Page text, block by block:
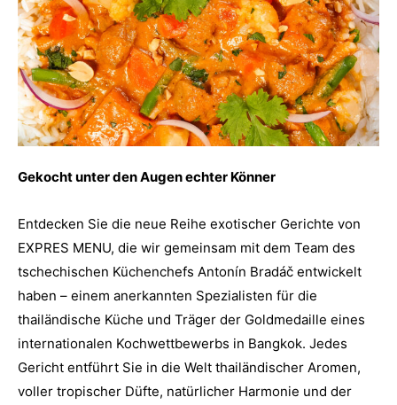
Gekocht unter den Augen echter Könner
Entdecken Sie die neue Reihe exotischer Gerichte von
EXPRES MENU, die wir gemeinsam mit dem Team des
tschechischen Küchenchefs Antonín Bradáč entwickelt
haben – einem anerkannten Spezialisten für die
thailändische Küche und Träger der Goldmedaille eines
internationalen Kochwettbewerbs in Bangkok. Jedes
Gericht entführt Sie in die Welt thailändischer Aromen,
voller tropischer Düfte, natürlicher Harmonie und der